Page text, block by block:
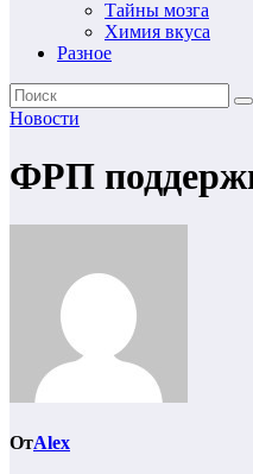
Тайны мозга
Химия вкуса
Разное
Новости
ФРП
ОтAlex